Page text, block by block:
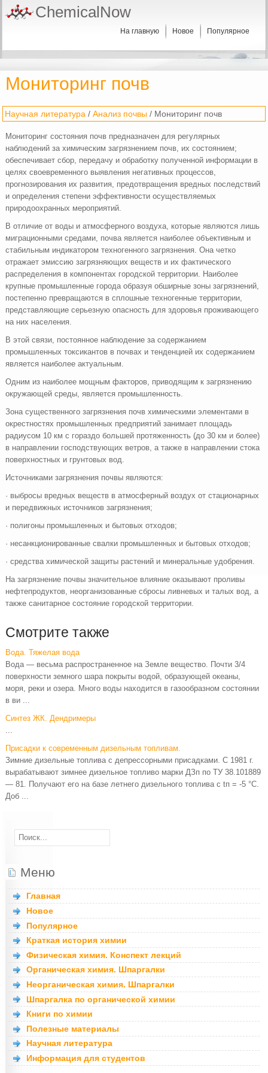
ChemicalNow
На главную Новое Популярное
Мониторинг почв
Научная литература /Анализ почвы / Мониторинг почв
Мониторинг состояния почв предназначен для регулярных
наблюдений за химическим загрязнением почв, их состоянием;
обеспечивает сбор, передачу и обработку полученной информации в
целях своевременного выявления негативных процессов,
прогнозирования их развития, предотвращения вредных последствий
и определения степени эффективности осуществляемых
природоохранных мероприятий.
В отличие от воды и атмосферного воздуха, которые являются лишь
миграционными средами, почва является наиболее объективным и
стабильным индикатором техногенного загрязнения. Она четко
отражает эмиссию загрязняющих веществ и их фактического
распределения в компонентах городской территории. Наиболее
крупные промышленные города образуя обширные зоны загрязнений,
постепенно превращаются в сплошные техногенные территории,
представляющие серьезную опасность для здоровья проживающего
на них населения.
В этой связи, постоянное наблюдение за содержанием
промышленных токсикантов в почвах и тенденцией их содержанием
является наиболее актуальным.
Одним из наиболее мощным факторов, приводящим к загрязнению
окружающей среды, является промышленность.
Зона существенного загрязнения почв химическими элементами в
окрестностях промышленных предприятий занимает площадь
радиусом 10 км с гораздо большей протяженность (до 30 км и более)
в направлении господствующих ветров, а также в направлении стока
поверхностных и грунтовых вод.
Источниками загрязнения почвы являются:
· выбросы вредных веществ в атмосферный воздух от стационарных
и передвижных источников загрязнения;
· полигоны промышленных и бытовых отходов;
· несанкционированные свалки промышленных и бытовых отходов;
· средства химической защиты растений и минеральные удобрения.
На загрязнение почвы значительное влияние оказывают проливы
нефтепродуктов, неорганизованные сбросы ливневых и талых вод, а
также санитарное состояние городской территории.
Смотрите также
Вода. Тяжелая вода
Вода — весьма распространенное на Земле вещество. Почти 3/4
поверхности земного шара покрыты водой, образующей океаны,
моря, реки и озера. Много воды находится в газообразном состоянии
в ви ...
Синтез ЖК. Дендримеры
...
Присадки к современным дизельным топливам.
Зимние дизельные топлива с депрессорными присадками. С 1981 г.
вырабатывают зимнее дизельное топливо марки ДЗп по ТУ 38.101889
— 81. Получают его на базе летнего дизельного топлива с tп = -5 °С.
Доб ...
Меню
Главная
Новое
Популярное
Краткая история химии
Физическая химия. Конспект лекций
Органическая химия. Шпаргалки
Неорганическая химия. Шпаргалки
Шпаргалка по органической химии
Книги по химии
Полезные материалы
Научная литература
Информация для студентов